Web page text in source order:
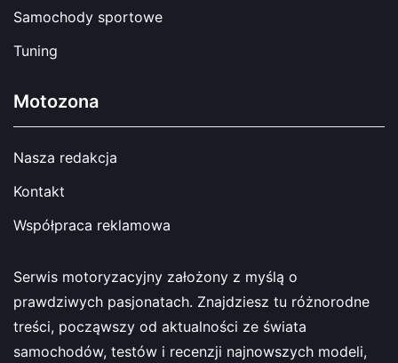
Samochody sportowe
Tuning
Motozona
Nasza redakcja
Kontakt
Współpraca reklamowa
Serwis motoryzacyjny założony z myślą o
prawdziwych pasjonatach. Znajdziesz tu różnorodne
treści, począwszy od aktualności ze świata
samochodów, testów i recenzji najnowszych modeli,